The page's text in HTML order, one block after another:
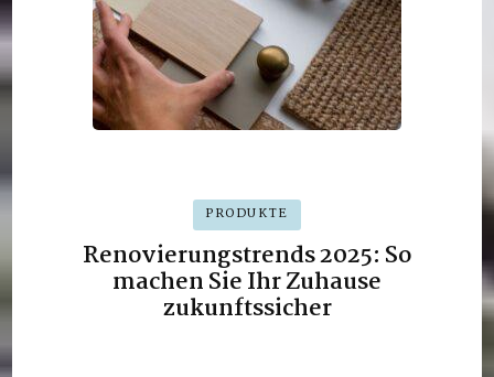
PRODUKTE
Renovierungstrends 2025: So
machen Sie Ihr Zuhause
zukunftssicher